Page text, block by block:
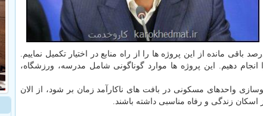
و بودجه صحبت كرده ایم تا ۳۰ درصد باقی مانده از این پروژه ها را از راه منابع در اختیار تكمیل نماییم.
دهیم. این پروژه ها موارد گوناگونی شامل مدرسه، ورزشگاه،
واحدهای مسكونی در بافت های ناكارآمد زمان بر شود، از الان
زندگی و رفاه مناسبی داشته باشند.